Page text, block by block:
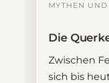
MYTHEN UND
Die
Zwischen
sich bis